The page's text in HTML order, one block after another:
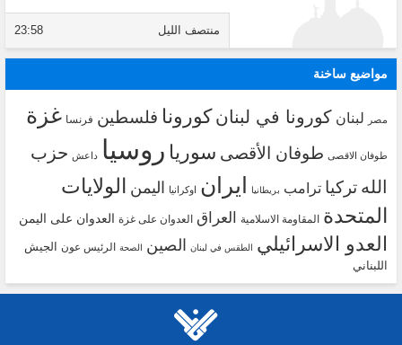
منتصف الليل 23:58
مواضيع ساخنة
مصر لبنان كورونا في لبنانكورونا فلسطين فرنسا غزة
طوفان الاقصى طوفان الأقصى سوريا روسيا داعش حزب
الله تركيا ترامب بريطانيا ايران اوكرانيا اليمن الولايات
المتحدة المقاومة الاسلامية العراق العدوان على غزة العدوان على اليمن
العدو الاسرائيلي الطقس في لبنان الصين الصحة الرئيس عون
الجيش
اللبناني